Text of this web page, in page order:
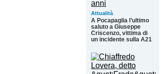
Attualità
A Pocapaglia l’ultimo
saluto a Giuseppe
Criscenzo, vittima di
un incidente sulla A21